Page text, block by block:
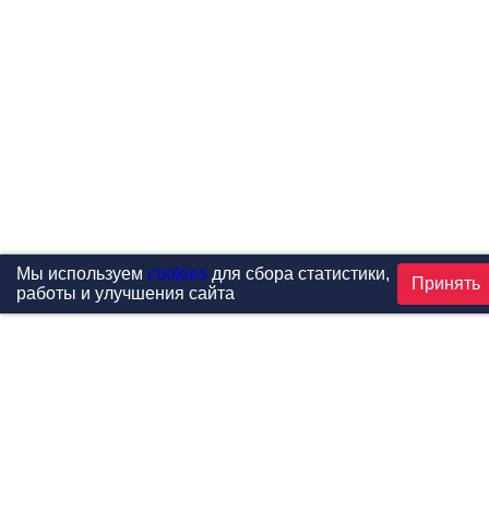
Мы используем cookiesдля сбора статистики,
работы и улучшения сайта
Принять